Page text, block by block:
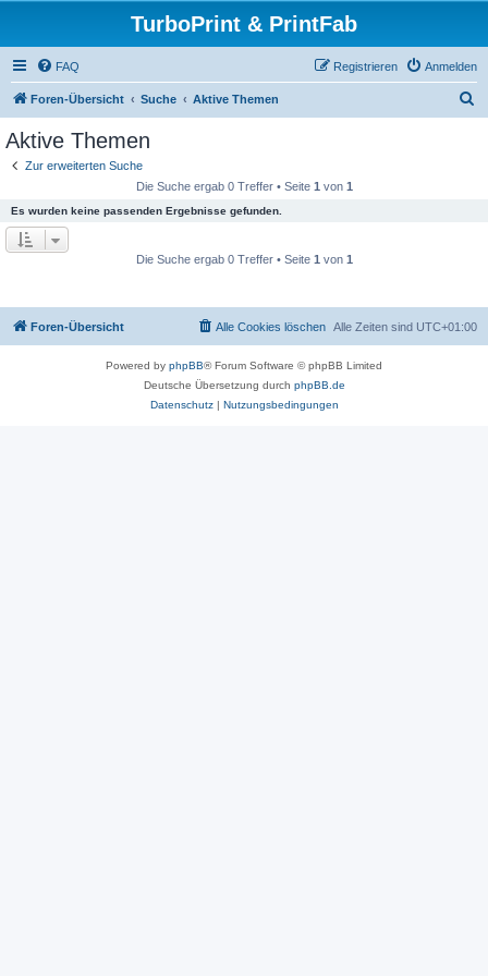
TurboPrint & PrintFab
FAQ Anmelden
Registrieren
Foren-Übersicht Suche Aktive Themen
Aktive Themen
Zur erweiterten Suche
Die Suche ergab 0 Treffer • Seite 1 von 1
Es wurden keine passenden Ergebnisse gefunden.
Die Suche ergab 0 Treffer • Seite 1 von 1
Foren-Übersicht Alle Zeiten sind UTC+01:00
Alle Cookies löschen
Powered by phpBB® Forum Software © phpBB Limited
Deutsche Übersetzung durch phpBB.de
Datenschutz| Nutzungsbedingungen